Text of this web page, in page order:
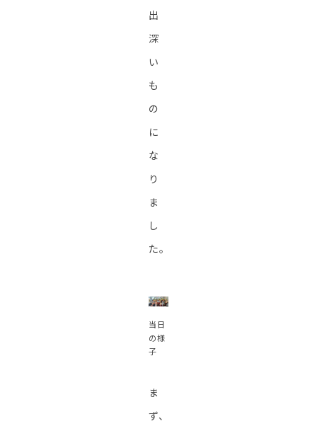
出
深
い
も
の
に
な
り
ま
し
た。
当日
の様
子
ま
ず、